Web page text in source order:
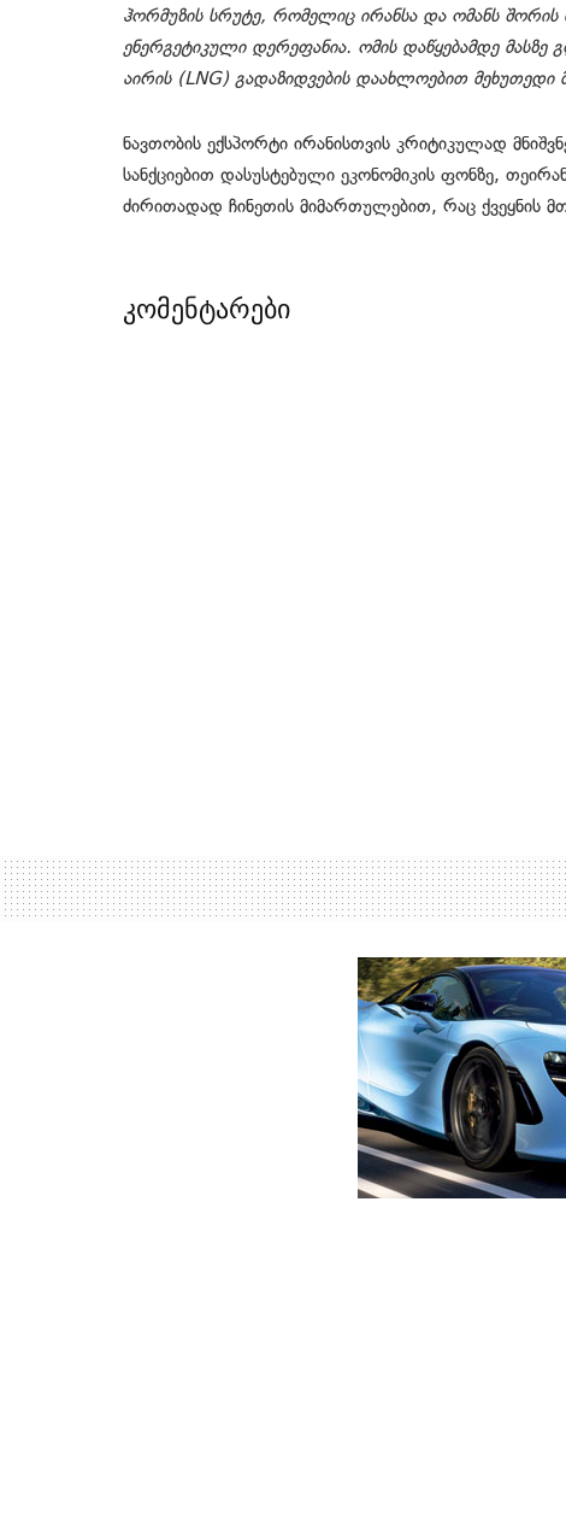
ჰორმუზის სრუტე, რომელიც ირანსა და ომანს
ენერგეტიკული დერეფანია. ომის დაწყებამდე
აირის (LNG) გადაზიდვების დაახლოებით
ნავთობის ექსპორტი ირანისთვის კრიტიკულად
სანქციებით დასუსტებული ეკონომიკის ფონზე,
ძირითადად ჩინეთის მიმართულებით, რაც ქვეყნის
კომენტარები